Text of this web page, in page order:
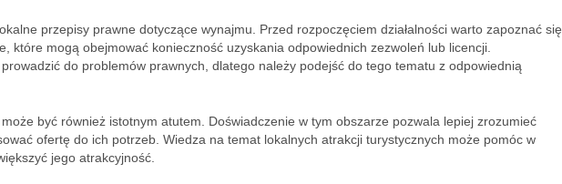
przepisy prawne dotyczące wynajmu. Przed rozpoczęciem działalności warto zapoznać się
które mogą obejmować konieczność uzyskania odpowiednich zezwoleń lub licencji.
do problemów prawnych, dlatego należy podejść do tego tematu z odpowiednią
być również istotnym atutem. Doświadczenie w tym obszarze pozwala lepiej zrozumieć
ofertę do ich potrzeb. Wiedza na temat lokalnych atrakcji turystycznych może pomóc w
jego atrakcyjność.